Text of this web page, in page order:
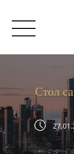
Cтол